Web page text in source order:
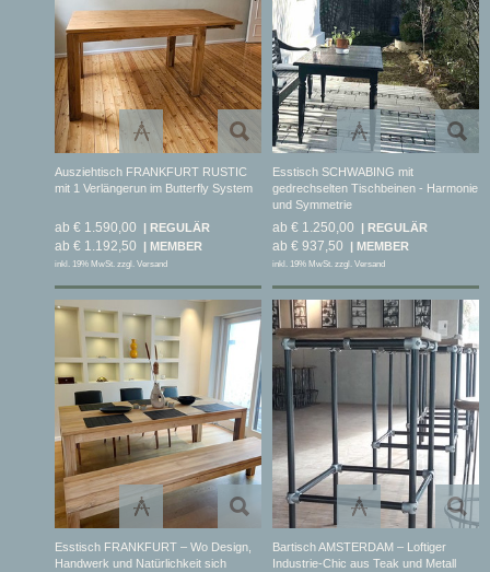
Ausziehtisch FRANKFURT RUSTIC
mit 1 Verlängerun im Butterfly System
ab € 1.590,00
ab € 1.192,50
inkl. 19% MwSt. zzgl. Versand
Esstisch SCHWABING mit
gedrechselten Tischbeinen - Harmonie
und Symmetrie
ab € 1.250,00
ab € 937,50
inkl. 19% MwSt. zzgl. Versand
Esstisch FRANKFURT – Wo Design,
Handwerk und Natürlichkeit sich
Bartisch AMSTERDAM – Loftiger
Industrie-Chic aus Teak und Metall